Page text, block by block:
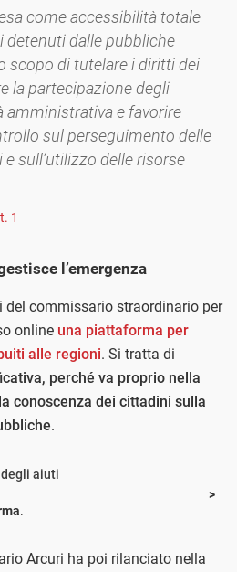
come accessibilità totale
detenuti dalle pubbliche
scopo di tutelare i diritti dei
la partecipazione degli
amministrativa e favorire
sul perseguimento delle
sull’utilizzo delle risorse
1
l’emergenza
del commissario straordinario per
online una piattaforma per
alle regioni. Si tratta di
perché va proprio nella
conoscenza dei cittadini sulla
.
aiuti
.
Arcuri ha poi rilanciato nella